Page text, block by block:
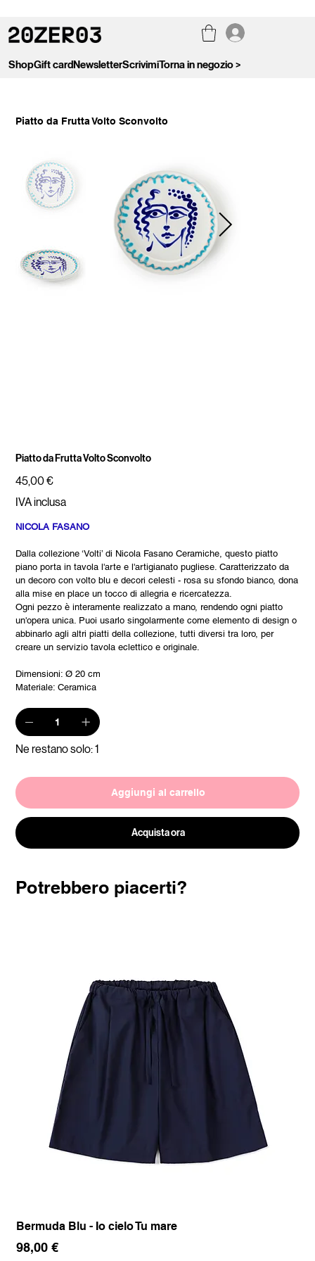
ShopGift cardNewsletterScrivimiTorna in negozio >
Piatto da Frutta Volto Sconvolto
Piatto da Frutta Volto Sconvolto
Prezzo
45,00 €
IVA inclusa
NICOLA FASANO
Dalla collezione ‘Volti’ di Nicola Fasano Ceramiche, questo piatto
piano porta in tavola l'arte e l'artigianato pugliese. Caratterizzato da
un decoro con volto blu e decori celesti - rosa su sfondo bianco, dona
alla mise en place un tocco di allegria e ricercatezza.
Ogni pezzo è interamente realizzato a mano, rendendo ogni piatto
un'opera unica. Puoi usarlo singolarmente come elemento di design o
abbinarlo agli altri piatti della collezione, tutti diversi tra loro, per
creare un servizio tavola eclettico e originale.
Dimensioni: Ø 20 cm
Materiale: Ceramica
Ne restano solo: 1
Aggiungi al carrello
Acquista ora
Potrebbero piacerti?
Bermuda Blu - Io cielo Tu mare
Prezzo
98,00 €